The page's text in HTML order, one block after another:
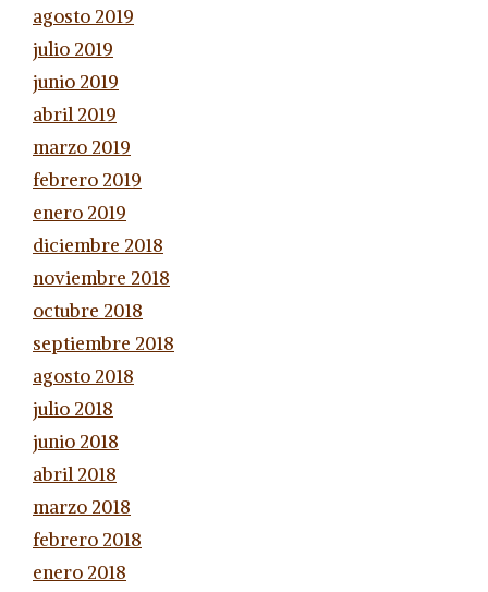
agosto 2019
julio 2019
junio 2019
abril 2019
marzo 2019
febrero 2019
enero 2019
diciembre 2018
noviembre 2018
octubre 2018
septiembre 2018
agosto 2018
julio 2018
junio 2018
abril 2018
marzo 2018
febrero 2018
enero 2018